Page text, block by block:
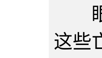
眼
这些